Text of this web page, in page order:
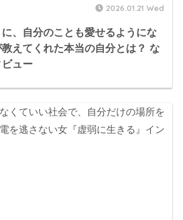
2026.01.21 Wed
、自分のことも愛せるようにな
えてくれた本当の自分とは？ な
ュー